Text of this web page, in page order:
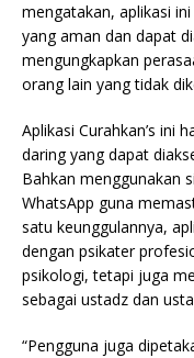
mengatakan, aplikasi
yang aman dan dapat
mengungkapkan
orang lain yang tidak
Aplikasi Curahkan’s ini
daring yang dapat
Bahkan menggunakan
WhatsApp guna
satu keunggulannya,
dengan psikater
psikologi, tetapi juga
sebagai ustadz dan
“Pengguna juga